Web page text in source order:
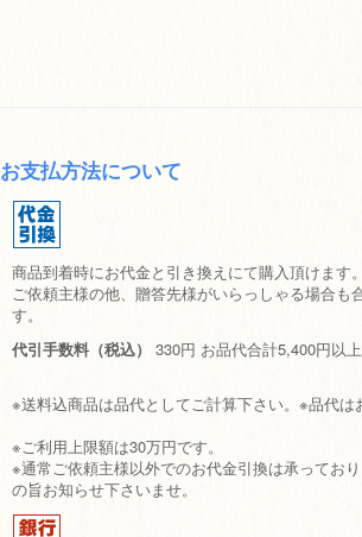
お支払方法について
商品到着時にお代金と引き換えにて購入頂けます。
ご依頼主様の他、贈答先様がいらっしゃる場合も
す。
代引手数料（税込）
330円 お品代合計5,400円以
※送料込商品は品代としてご計算下さい。※品代は
※ご利用上限額は30万円です。
※通常ご依頼主様以外でのお代金引換は承ってお
の旨お知らせ下さいませ。